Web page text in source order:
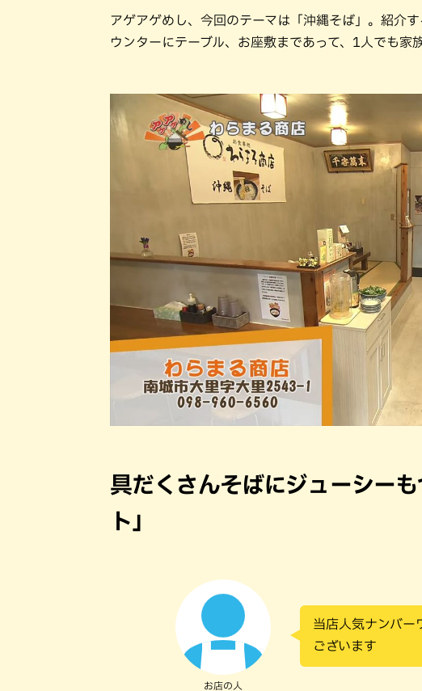
アゲアゲめし、今回のテーマは「沖縄そば」。紹介
ウンターにテーブル、お座敷まであって、1人でも家
具だくさんそばにジューシー
ト」
お店の人
当店人気ナンバー
ございます